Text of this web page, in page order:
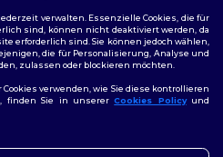
Richtlinie|Site Map
verwalten. Essenzielle Cookies, die für
sind, können nicht deaktiviert werden, da
erforderlich sind. Sie können jedoch wählen,
die für Personalisierung, Analyse und
zulassen oder blockieren möchten.
verwenden, wie Sie diese kontrollieren
finden Sie in unsererCookies Policyund